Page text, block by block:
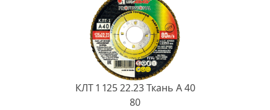
КЛТ 1 125 22.23 Ткань A 40
80